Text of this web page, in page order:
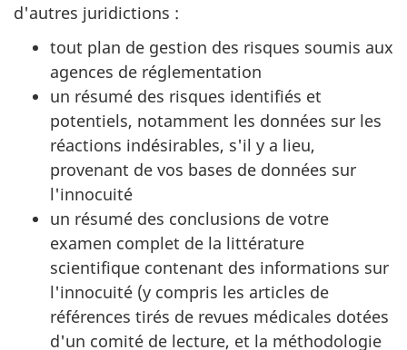
d'autres juridictions :
tout plan de gestion des risques soumis aux
agences de réglementation
un résumé des risques identifiés et
potentiels, notamment les données sur les
réactions indésirables, s'il y a lieu,
provenant de vos bases de données sur
l'innocuité
un résumé des conclusions de votre
examen complet de la littérature
scientifique contenant des informations sur
l'innocuité (y compris les articles de
références tirés de revues médicales dotées
d'un comité de lecture, et la méthodologie